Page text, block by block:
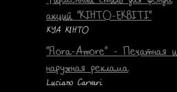
акций "КIНТО-ЕКВIТI"
КУА КІНТО
"Flora-Amore" - Печатная и
наружная реклама
Luciano Carvari